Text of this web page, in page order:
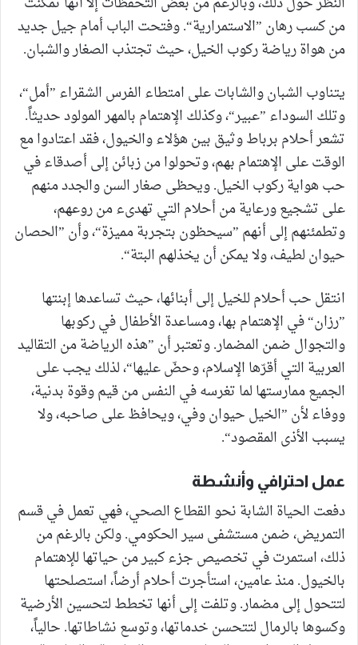
من كسب رهان ”الاستمرارية“. وفتحت الباب أمام جيل جديد
من هواة رياضة ركوب الخيل، حيث تجتذب الصغار والشبان.
يتناوب الشبان والشابات على امتطاء الفرس الشقراء ”أمل“،
وتلك السوداء ”عبير“، وكذلك الإهتمام بالمهر المولود حديثاً.
تشعر أحلام برباط وثيق بين هؤلاء والخيول، فقد اعتادوا مع
الوقت على الإهتمام بهم، وتحولوا من زبائن إلى أصدقاء في
حب هواية ركوب الخيل. ويحظى صغار السن والجدد منهم
على تشجيع ورعاية من أحلام التي تهدىء من روعهم،
وتطمئنهم إلى أنهم ”سيحظون بتجربة مميزة“، وأن ”الحصان
حيوان لطيف، ولا يمكن أن يخذلهم البتة“.
انتقل حب أحلام للخيل إلى أبنائها، حيث تساعدها إبنتها
”رزان“ في الإهتمام بها، ومساعدة الأطفال في ركوبها
والتجوال ضمن المضمار. وتعتبر أن ”هذه الرياضة من التقاليد
العربية التي أقرّها الإسلام، وحضّ عليها“، لذلك يجب على
الجميع ممارستها لما تغرسه في النفس من قيم وقوة بدنية،
ووفاء لأن ”الخيل حيوان وفي، ويحافظ على صاحبه، ولا
يسبب الأذى المقصود“.
عمل احترافي وأنشطة
دفعت الحياة الشابة نحو القطاع الصحي، فهي تعمل في قسم
التمريض، ضمن مستشفى سير الحكومي. ولكن بالرغم من
ذلك، استمرت في تخصيص جزء كبير من حياتها للإهتمام
بالخيول. منذ عامين، استأجرت أحلام أرضاً، استصلحتها
لتتحول إلى مضمار. وتلفت إلى أنها تخطط لتحسين الأرضية
وكسوها بالرمال لتتحسن خدماتها، وتوسع نشاطاتها. حالياً،